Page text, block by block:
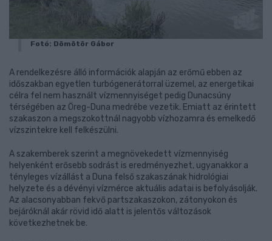
Fotó: Dömötör Gábor
A rendelkezésre álló információk alapján az erőmű ebben az
időszakban egyetlen turbógenerátorral üzemel, az energetikai
célra fel nem használt vízmennyiséget pedig Dunacsúny
térségében az Öreg-Duna medrébe vezetik. Emiatt az érintett
szakaszon a megszokottnál nagyobb vízhozamra és emelkedő
vízszintekre kell felkészülni.
A szakemberek szerint a megnövekedett vízmennyiség
helyenként erősebb sodrást is eredményezhet, ugyanakkor a
tényleges vízállást a Duna felső szakaszának hidrológiai
helyzete és a dévényi vízmérce aktuális adatai is befolyásolják.
Az alacsonyabban fekvő partszakaszokon, zátonyokon és
bejáróknál akár rövid idő alatt is jelentős változások
következhetnek be.